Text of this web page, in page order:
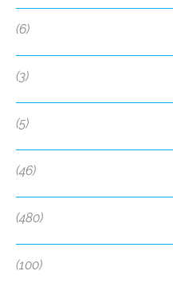
(6)
(3)
(5)
(46)
(480)
(100)